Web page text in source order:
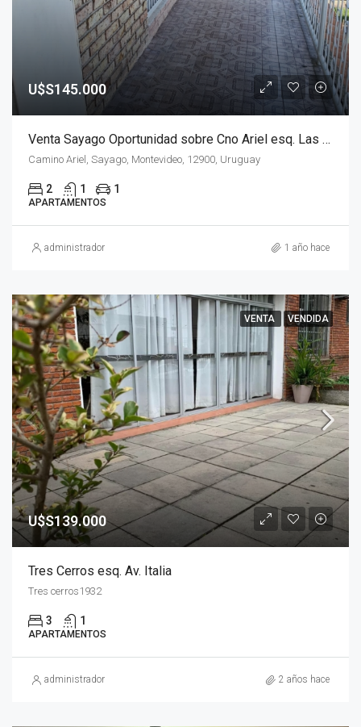
U$S145.000
Venta Sayago Oportunidad sobre Cno Ariel esq. Las Violestas, con Cochera !!!!!
Camino Ariel, Sayago, Montevideo, 12900, Uruguay
2 1 1
APARTAMENTOS
administrador 1 año hace
VENTA VENDIDA
U$S139.000
Tres Cerros esq. Av. Italia
Tres cerros1932
3 1
APARTAMENTOS
administrador 2 años hace